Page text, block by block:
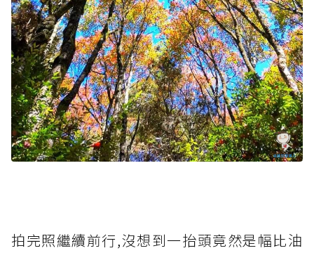
拍完照繼續前行,沒想到一抬頭竟然是幅比油